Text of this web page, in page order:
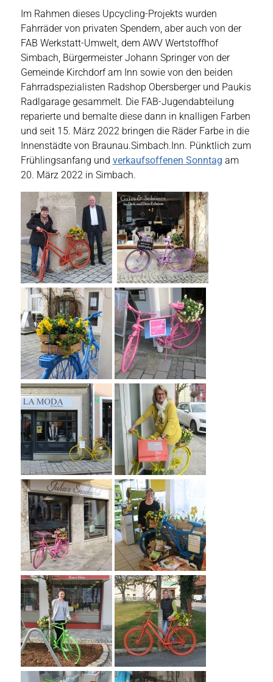
Im Rahmen dieses Upcycling-Projekts wurden
Fahrräder von privaten Spendern, aber auch von der
FAB Werkstatt-Umwelt, dem AWV Wertstoffhof
Simbach, Bürgermeister Johann Springer von der
Gemeinde Kirchdorf am Inn sowie von den beiden
Fahrradspezialisten Radshop Obersberger und Paukis
Radlgarage gesammelt. Die FAB-Jugendabteilung
reparierte und bemalte diese dann in knalligen Farben
und seit 15. März 2022 bringen die Räder Farbe in die
Innenstädte von Braunau.Simbach.Inn. Pünktlich zum
Frühlingsanfang und verkaufsoffenen Sonntag am
20. März 2022 in Simbach.